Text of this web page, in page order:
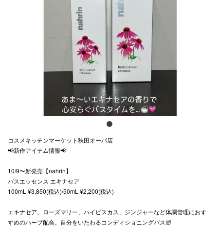
コスメキッチンマーケット秋田オーパ店
📢新作アイテム情報📢
10/9〜新発売【nahrin】
バスエッセンス エキナセア
100mL ¥3,850(税込)/50mL ¥2,200(税込)
エキナセア、ローズマリー、ハイビスカス、ジンジャーなど体調管理におす
すめのハーブ配合。自分をいたわるコンディショニングバス🛀